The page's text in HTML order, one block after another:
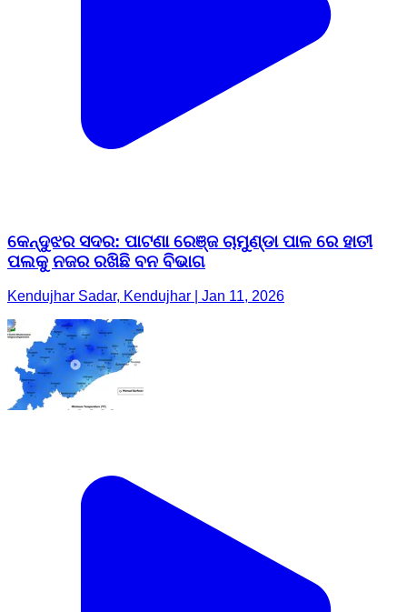
କେନ୍ଦୁଝର ସଦର: ପାଟଣା ରେଞ୍ଜ ଚାମୁଣ୍ଡା ପାଳ ରେ ହାତୀ
ପଲକୁ ନଜର ରଖିଛି ବନ ବିଭାଗ
Kendujhar Sadar, Kendujhar | Jan 11, 2026